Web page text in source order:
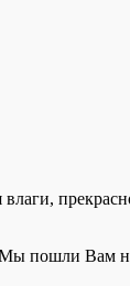
пошли Вам